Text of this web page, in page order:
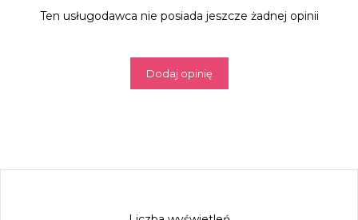
Ten usługodawca nie posiada jeszcze żadnej opinii
Dodaj opinię